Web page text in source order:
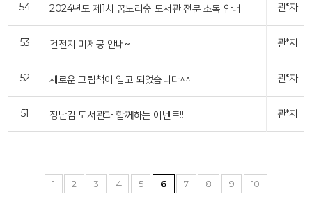
54 2024년도 제1차 꿈노리숲 도서관 전문 소독 안내 관*자
53 건전지 미제공 안내~ 관*자
52 새로운 그림책이 입고 되었습니다^^ 관*자
51 장난감 도서관과 함께하는 이벤트!! 관*자
1 2 3 4 5 6 7 8 9 10